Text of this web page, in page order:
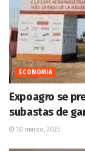
ECONOMIA
Expoagro se
subastas de
10 marzo, 2025